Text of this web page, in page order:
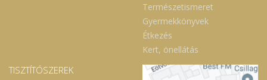
Természetismeret
Gyermekkönyvek
Étkezés
Kert, önellátás
TISZTÍTÓSZEREK